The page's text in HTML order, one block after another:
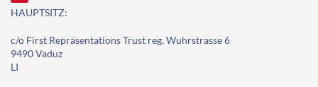
HAUPTSITZ:
c/o First Repräsentations Trust reg. Wuhrstrasse 6
9490 Vaduz
LI